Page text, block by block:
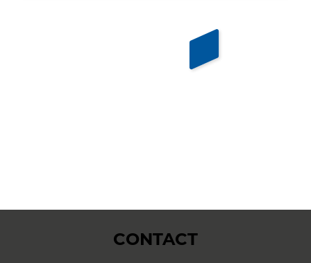
CONTACT